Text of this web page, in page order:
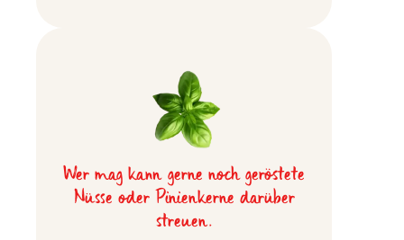
Wer mag kann gerne noch geröstete
Nüsse oder Pinienkerne darüber
streuen.